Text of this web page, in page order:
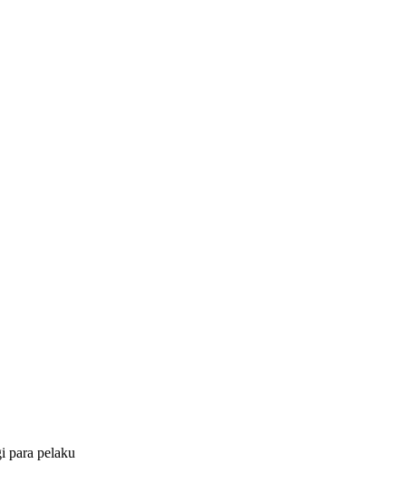
para pelaku